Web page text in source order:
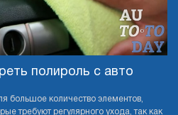
полироль с авто
большое количество элементов,
требуют регулярного ухода, так как